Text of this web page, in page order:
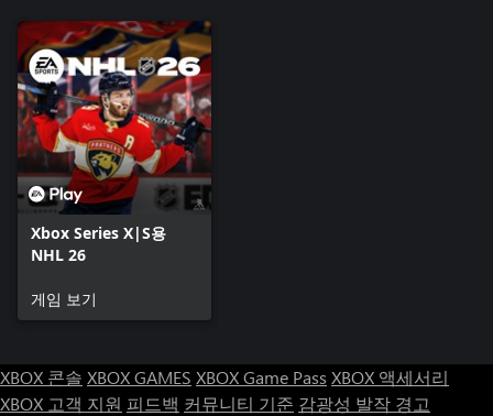
Xbox Series X|S용
NHL 26
게임 보기
XBOX 콘솔 XBOX GAMES XBOX Game Pass XBOX 액세서리
XBOX 고객 지원 피드백 커뮤니티 기준 감광성 발작 경고